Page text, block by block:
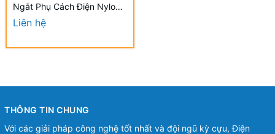
Ngắt Phụ Cách Điện Nylon
(Cái) KST 1.5-2.5 mm -
NYLON-FULLY INSULATED
Liên hệ
THÔNG TIN CHUNG
Với các giải pháp công nghệ tốt nhất và đội ngũ kỳ cựu, Điện